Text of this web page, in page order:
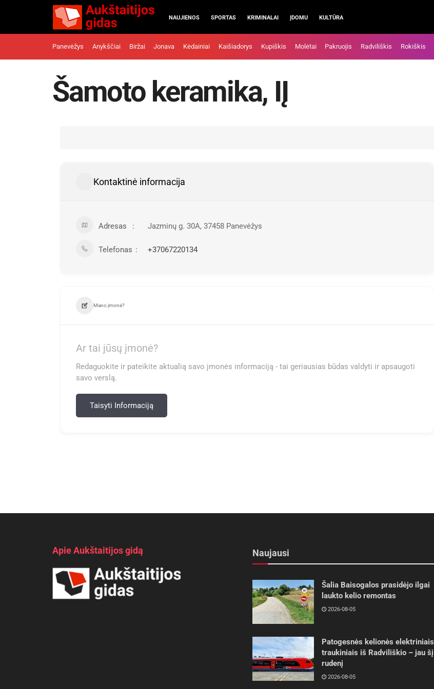
NAUJIENOS SPORTAS KRIMINALAI ĮDOMU KULTŪRA
Panevėžys Anykščiai Biržai Jonava Kėdainiai Kaišiadorys Kupiškis Molėtai Pakruojis Radviliškis Rokiškis
Šamoto keramika, IĮ
Kontaktinė informacija
Adresas Jazminų g. 30A, 37458 Panevėžys
Telefonas +37067220134
Mano įmonė?
Ar tai jūsų įmonė?
Redaguokite ir pateikite aktualią savo įmonės informaciją - tai geriausias būdas valdyti ir apsaugoti
savo verslą.
Taisyti Informaciją
Apie Aukštaitijos gidą Naujausi
Šalia Baisogalos prasidėjo ilgai
laukto kelio remontas
2026-08-05
Patogesnės kelionės elektriniais
traukiniais iš Radviliškio – jau šį
rudenį
2026-08-05